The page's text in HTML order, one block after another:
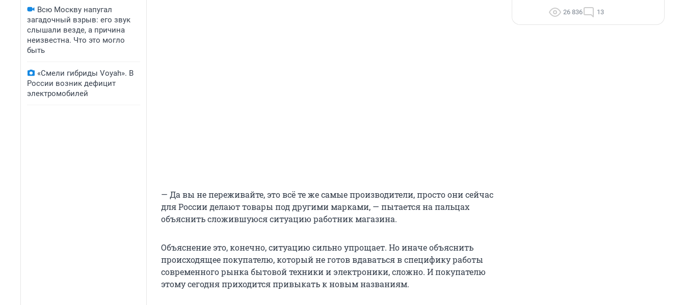
Всю Москву напугал
загадочный взрыв: его звук
слышали везде, а причина
неизвестна. Что это могло
быть
«Смели гибриды Voyah». В
России возник дефицит
электромобилей
— Да вы не переживайте, это всё те же самые производители, просто они сейчас
для России делают товары под другими марками, — пытается на пальцах
объяснить сложившуюся ситуацию работник магазина.
Объяснение это, конечно, ситуацию сильно упрощает. Но иначе объяснить
происходящее покупателю, который не готов вдаваться в специфику работы
современного рынка бытовой техники и электроники, сложно. И покупателю
этому сегодня приходится привыкать к новым названиям.
26 836 13